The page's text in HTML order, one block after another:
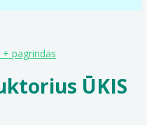
pagrindas
ŪKIS